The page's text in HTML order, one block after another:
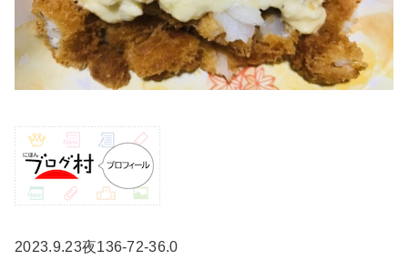
2023.9.23夜136-72-36.0